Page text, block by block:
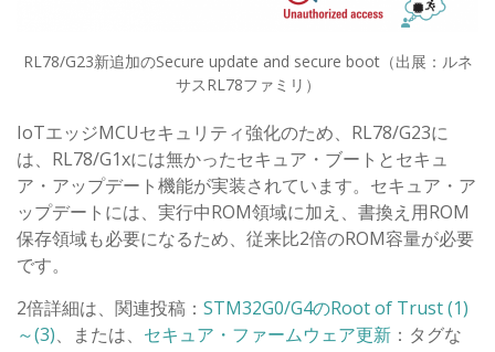
RL78/G23新追加のSecure update and secure boot（出展：ルネ
サスRL78ファミリ）
IoTエッジMCUセキュリティ強化のため、RL78/G23に
は、RL78/G1xには無かったセキュア・ブートとセキュ
ア・アップデート機能が実装されています。セキュア・ア
ップデートには、実行中ROM領域に加え、書換え用ROM
保存領域も必要になるため、従来比2倍のROM容量が必要
です。
2倍詳細は、関連投稿： STM32G0/G4のRoot of Trust (1)
～(3)、または、 セキュア・ファームウェア更新 ：タグな